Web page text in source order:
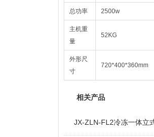
总功率 2500w
主机重
量
52KG
外形尺
寸
720*400*360mm
相关产品
JX-ZLN-FL2冷冻一体立